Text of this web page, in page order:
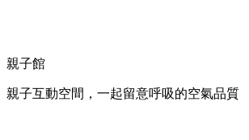
親子館
親子互動空間，一起留意呼吸的空氣品質